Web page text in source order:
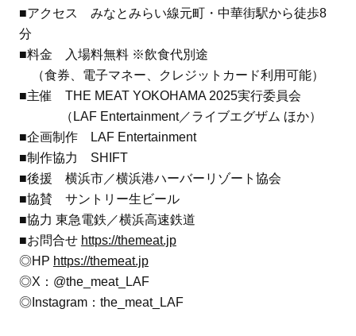
■アクセス みなとみらい線元町・中華街駅から徒歩8
分
■料金 入場料無料 ※飲食代別途
（食券、電子マネー、クレジットカード利用可能）
■主催 THE MEAT YOKOHAMA 2025実行委員会
（LAF Entertainment／ライブエグザム ほか）
■企画制作 LAF Entertainment
■制作協力 SHIFT
■後援 横浜市／横浜港ハーバーリゾート協会
■協賛 サントリー生ビール
■協力 東急電鉄／横浜高速鉄道
■お問合せ https://themeat.jp
◎HP https://themeat.jp
◎X：@the_meat_LAF
◎Instagram：the_meat_LAF